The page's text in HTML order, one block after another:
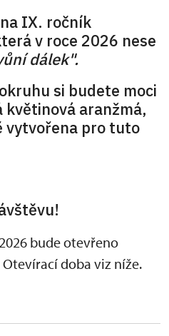
IX. ročník
v roce 2026 nese
dálek".
si budete moci
aranžmá,
vytvořena pro tuto
bude otevřeno
Otevírací doba viz níže.